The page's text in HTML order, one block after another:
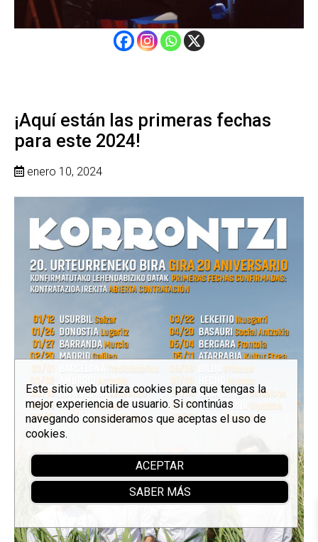
¡Aquí están las primeras fechas
para este 2024!
enero 10, 2024
Este sitio web utiliza cookies para que tengas la
mejor experiencia de usuario. Si continúas
navegando consideramos que aceptas el uso de
cookies.
ACEPTAR
SABER MÁS